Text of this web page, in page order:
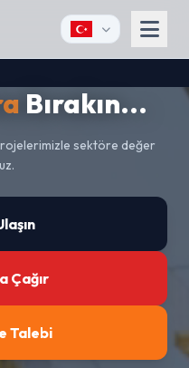
Bırakın...
sektöre değer
Çağır
Talebi